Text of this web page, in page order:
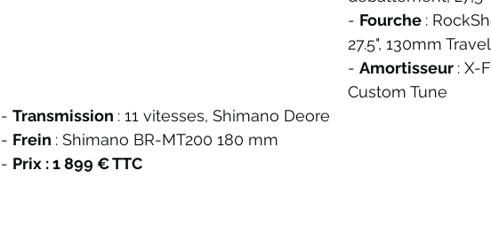
- Fourche :
27.5", 130mm
- Amortisseur : X-
Custom Tune
- Transmission : 11 vitesses, Shimano Deore
- Frein : Shimano BR-MT200 180 mm
- Prix : 1 899 € TTC